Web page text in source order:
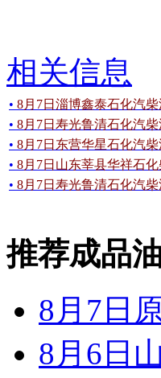
相关信息
• 8月7日淄博鑫泰石化汽
• 8月7日寿光鲁清石化汽
• 8月7日东营华星石化汽
• 8月7日山东莘县华祥石
• 8月7日寿光鲁清石化汽
推荐成品
8月7日
8月6日